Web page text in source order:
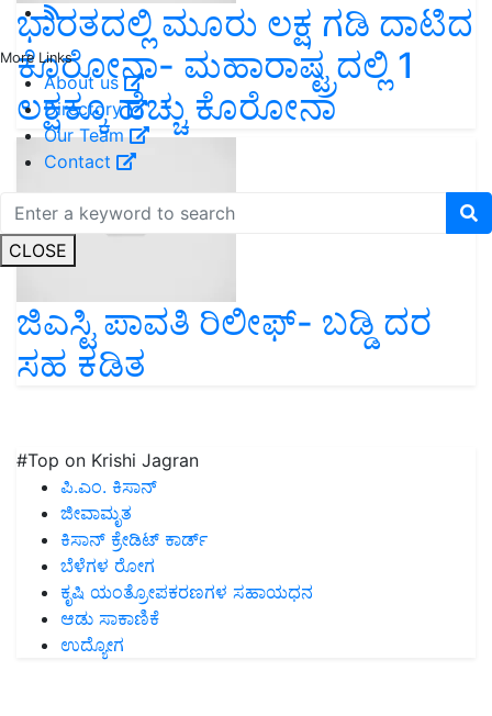
More Links
About us
Directory
Our Team
Contact
CLOSE
ಭಾರತದಲ್ಲಿ ಮೂರು ಲಕ್ಷ ಗಡಿ ದಾಟಿದ
ಕೊರೋನಾ- ಮಹಾರಾಷ್ಟ್ರದಲ್ಲಿ 1
ಲಕ್ಷಕ್ಕೂ ಹೆಚ್ಚು ಕೊರೋನಾ
ಜಿಎಸ್ಟಿ ಪಾವತಿ ರಿಲೀಫ್- ಬಡ್ಡಿ ದರ
ಸಹ ಕಡಿತ
#Top on Krishi Jagran
ಪಿ.ಎಂ. ಕಿಸಾನ್
ಜೀವಾಮೃತ
ಕಿಸಾನ್ ಕ್ರೇಡಿಟ್ ಕಾರ್ಡ್
ಬೆಳೆಗಳ ರೋಗ
ಕೃಷಿ ಯಂತ್ರೋಪಕರಣಗಳ ಸಹಾಯಧನ
ಆಡು ಸಾಕಾಣಿಕೆ
ಉದ್ಯೋಗ